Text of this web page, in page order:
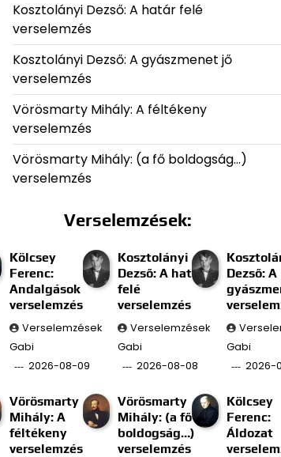
Kosztolányi Dezső: A határ felé
verselemzés
Kosztolányi Dezső: A gyászmenet jő
verselemzés
Vörösmarty Mihály: A féltékeny
verselemzés
Vörösmarty Mihály: (a fő boldogság…)
verselemzés
Verselemzések:
Kölcsey
Ferenc:
Andalgások
verselemzés
Verselemzések
Gabi
2026-08-09
Kosztolányi
Dezső: A határ
felé
verselemzés
Verselemzések
Gabi
2026-08-08
Dezső: A
Gabi
2026-
Vörösmarty
Mihály: A
féltékeny
verselemzés
Vörösmarty
Mihály: (a fő
boldogság…)
verselemzés
Kölcsey
Ferenc:
Áldozat